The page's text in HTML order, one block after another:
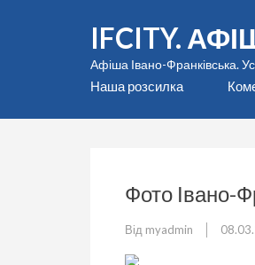
IFCITY.
Афіша Івано-Франківська.
Наша розсилка
Фото Івано-
Від myadmin